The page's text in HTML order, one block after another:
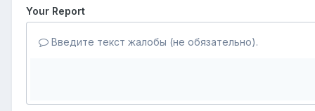
Your Report
Введите текст жалобы (не обязательно).